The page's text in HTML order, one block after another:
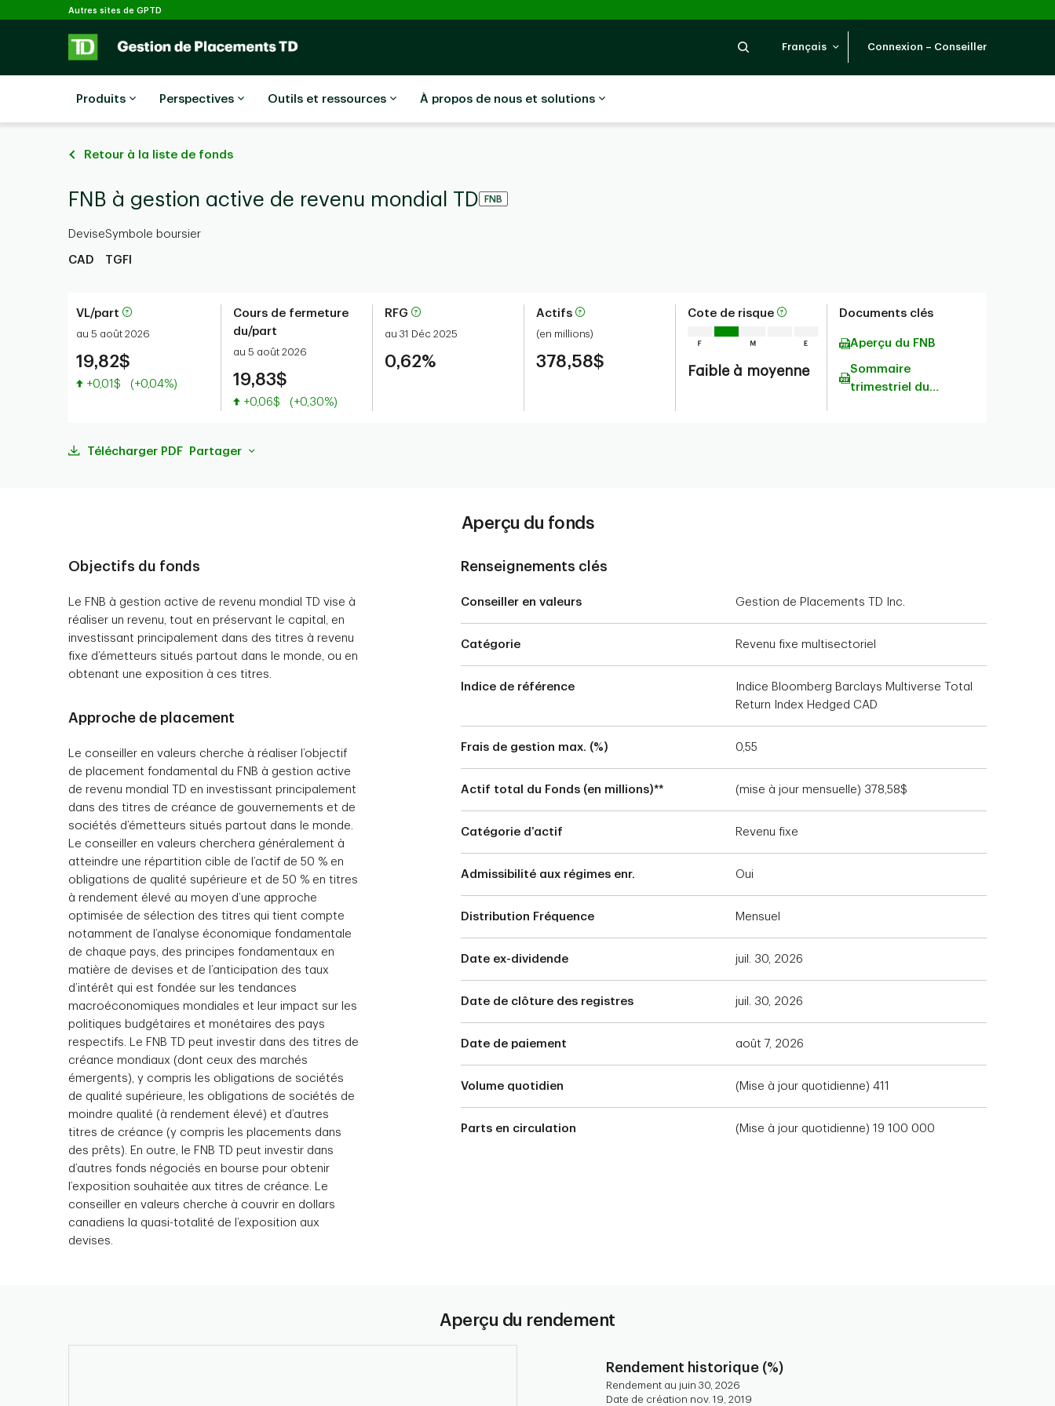
Passer au contenu principal
Autres sites de GPTD
Recherche
Français Connexion – Conseiller
Produits Perspectives Outils et ressources À propos de nous et solutions
Retour à la liste de fonds
FNB à gestion active de revenu mondial TD FNB
Devise
CAD
Symbole boursier
TGFI
VL/part
au 5 août 2026
19,82$
Valeur accrue
+0,01$ (+0,04%)
Cours de fermeture
du/part
au 5 août 2026
19,83$
Valeur accrue
+0,06$ (+0,30%)
RFG
au 31 Déc 2025
0,62%
Actifs
(en millions)
378,58$
Cote de risque
Faible à moyenne
Documents clés
Aperçu du FNB
Sommaire
trimestriel du
Télécharger PDF Partager
Aperçu du fonds
Objectifs du fonds
Le FNB à gestion active de revenu mondial TD vise à
réaliser un revenu, tout en préservant le capital, en
investissant principalement dans des titres à revenu
fixe d’émetteurs situés partout dans le monde, ou en
obtenant une exposition à ces titres.
Approche de placement
Le conseiller en valeurs cherche à réaliser l’objectif
de placement fondamental du FNB à gestion active
de revenu mondial TD en investissant principalement
dans des titres de créance de gouvernements et de
sociétés d’émetteurs situés partout dans le monde.
Le conseiller en valeurs cherchera généralement à
atteindre une répartition cible de l’actif de 50 % en
obligations de qualité supérieure et de 50 % en titres
à rendement élevé au moyen d’une approche
optimisée de sélection des titres qui tient compte
notamment de l’analyse économique fondamentale
de chaque pays, des principes fondamentaux en
matière de devises et de l’anticipation des taux
d’intérêt qui est fondée sur les tendances
macroéconomiques mondiales et leur impact sur les
politiques budgétaires et monétaires des pays
respectifs. Le FNB TD peut investir dans des titres de
créance mondiaux (dont ceux des marchés
émergents), y compris les obligations de sociétés
de qualité supérieure, les obligations de sociétés de
moindre qualité (à rendement élevé) et d’autres
titres de créance (y compris les placements dans
des prêts). En outre, le FNB TD peut investir dans
d’autres fonds négociés en bourse pour obtenir
l’exposition souhaitée aux titres de créance. Le
conseiller en valeurs cherche à couvrir en dollars
canadiens la quasi-totalité de l’exposition aux
devises.
Renseignements clés
Conseiller en valeurs Gestion de Placements TD Inc.
Catégorie Revenu fixe multisectoriel
Indice de référence
Indice Bloomberg Barclays Multiverse Total
Return Index Hedged CAD
Frais de gestion max. (%) 0,55
Actif total du Fonds (en millions)** (mise à jour mensuelle) 378,58$
Catégorie d’actif Revenu fixe
Admissibilité aux régimes enr. Oui
Distribution Fréquence Mensuel
Date ex-dividende juil. 30, 2026
Date de clôture des registres juil. 30, 2026
Date de paiement août 7, 2026
Volume quotidien (Mise à jour quotidienne) 411
Parts en circulation (Mise à jour quotidienne) 19 100 000
Aperçu du rendement
Rendement historique (%)
Rendement au juin 30, 2026
Date de création nov. 19, 2019